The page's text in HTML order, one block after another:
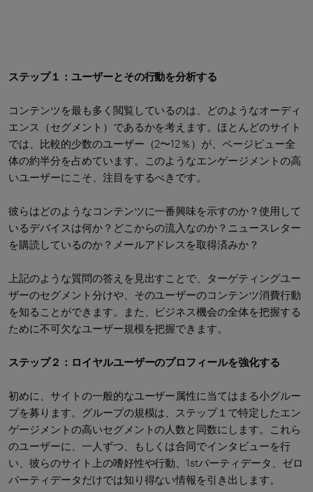
ステップ１：ユーザーとその行動を分析する
コンテンツを最も多く閲覧しているのは、どのようなオーディ
エンス（セグメント）であるかを考えます。ほとんどのサイト
では、比較的少数のユーザー（2〜12％）が、ページビュー全
体の約半分を占めています。このようなエンゲージメントの高
いユーザーにこそ、注目をするべきです。
彼らはどのようなコンテンツに一番興味を示すのか？使用して
いるデバイスは何か？どこからの流入なのか？ニュースレター
を購読しているのか？メールアドレスを取得済みか？
上記のような質問の答えを見出すことで、ターゲティングユー
ザーのセグメント分けや、そのユーザーのコンテンツ消費行動
を知ることができます。また、ビジネス機会の全体を把握する
ために不可欠なユーザー規模を把握できます。
ステップ２：ロイヤルユーザーのプロフィールを強化する
初めに、サイトの一般的なユーザー属性に当てはまる小グルー
プを募ります。グループの規模は、ステップ１で特定したエン
ゲージメントの高いセグメントの人数と同数にします。これら
のユーザーに、一人ずつ、もしくは合同でインタビューを行
い、彼らのサイト上の嗜好性や行動、1stパーティデータ、ゼロ
パーティデータだけでは知り得ない情報を引き出します。